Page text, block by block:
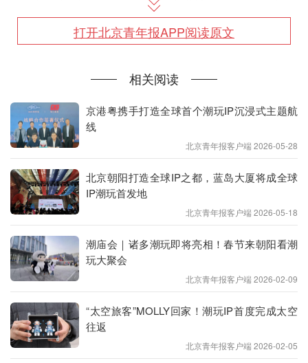
跨界布局实用化赛道，推出的产品不仅涵盖香薰、小
夜灯等常见实用好物，更延伸至咖啡机、迷你冰箱等
潮流玩具，又称艺术玩具或设计师玩具，是融合艺
术、设计、潮流、绘画、雕塑等多元素理念的创意产
物。区别于传统玩具侧重“玩”的功能，潮玩更强调收
藏和观赏价值，核心受众为成年人，多以艺术摆件的
形式存在。而近两年，潮玩IP向实用性的探索已初露
端倪：大量IP推出搪胶毛绒挂件，既为包包增添装饰
性，又延续了核心“社交价值”，年轻人将其挂在身
上，成为个性与喜好的直观表达。与此同时，香薰、
小夜灯等具备实用属性的产品，也在潮玩店展柜中占
据了越来越大的比例。本月初，以拉布布（LABUB
U）为核心角色的THE MONSTERS与FIFA世界杯联
名系列开售，搪胶毛绒产品第一时间售罄，开瓶器、
玻璃杯等实用款也同步热销，印证了市场对潮玩实用
化产品的认可。
打开北京青年报APP阅读原文
相关阅读
京港粤携手打造全球首个潮玩IP沉浸式主题航
线
北京青年报客户端 2026-05-28
北京朝阳打造全球IP之都，蓝岛大厦将成全球
IP潮玩首发地
北京青年报客户端 2026-05-18
潮庙会｜诸多潮玩即将亮相！春节来朝阳看潮
玩大聚会
北京青年报客户端 2026-02-09
“太空旅客”MOLLY回家！潮玩IP首度完成太空
往返
北京青年报客户端 2026-02-05